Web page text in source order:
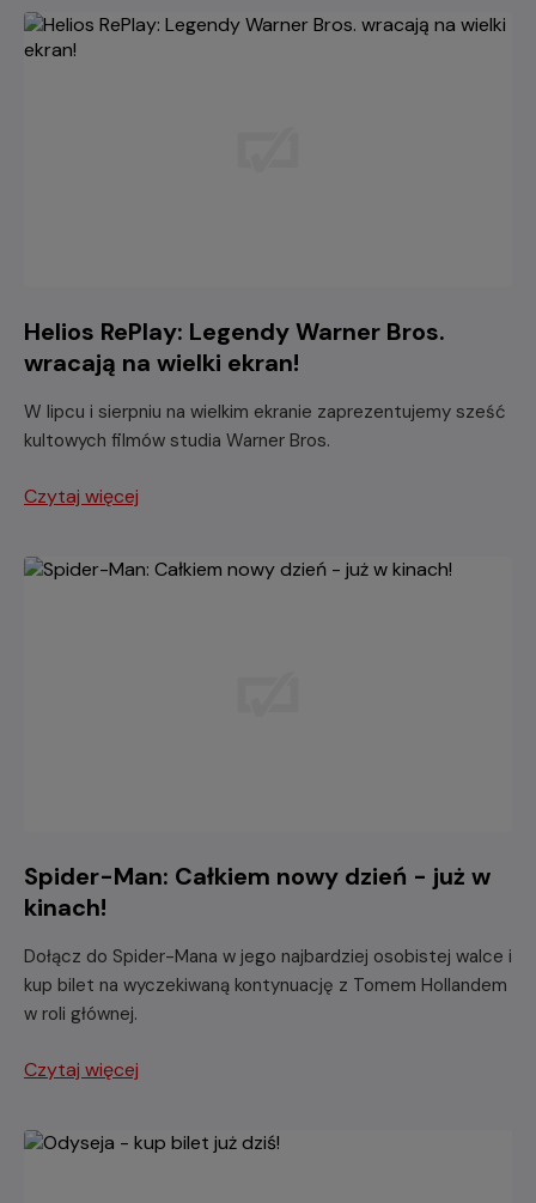
Helios RePlay: Legendy Warner Bros.
wracają na wielki ekran!
W lipcu i sierpniu na wielkim ekranie zaprezentujemy sześć
kultowych filmów studia Warner Bros.
Czytaj więcej
Spider-Man: Całkiem nowy dzień - już w
kinach!
Dołącz do Spider-Mana w jego najbardziej osobistej walce i
kup bilet na wyczekiwaną kontynuację z Tomem Hollandem
w roli głównej.
Czytaj więcej